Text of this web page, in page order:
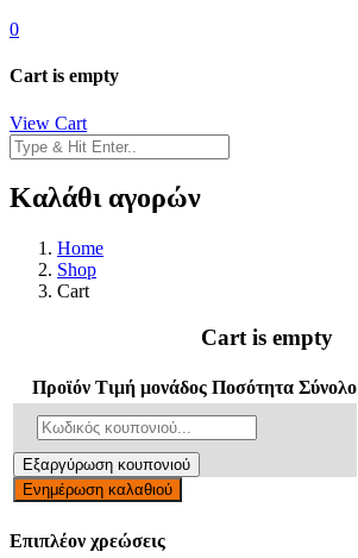
0
Cart is empty
View Cart
Καλάθι αγορών
Home
Shop
Cart
Cart is empty
Προϊόν Τιμή μονάδος Ποσότητα Σύνολο
Εξαργύρωση κουπονιού
Ενημέρωση καλαθιού
Επιπλέον χρεώσεις